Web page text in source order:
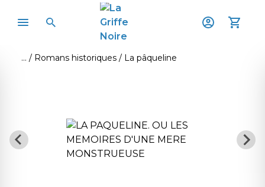
Romans historiques La pâqueline